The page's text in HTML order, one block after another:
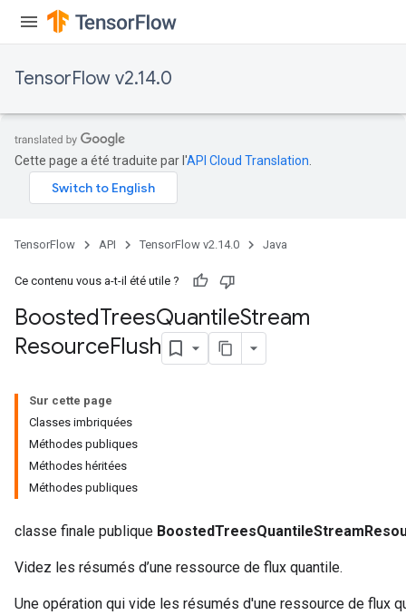
TensorFlow v2.14.0
Cette page a été traduite par l'API Cloud Translation
TensorFlow API TensorFlow v2.14.0 Java
Ce contenu vous a-t-il été utile ?
BoostedTreesQuantileStream
ResourceFlush
Sur cette page
Classes imbriquées
Méthodes publiques
Méthodes héritées
Méthodes publiques
classe finale publique
Videz les résumés d’une ressource de flux quantile.
Une opération qui vide les résumés d'une ressource de flux